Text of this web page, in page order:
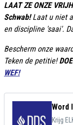
LAAT ZE ONZE
Schwab!Laat u niet
en discipline 'saai'.
Bescherm onze
Teken de petitie!
WEF!
Word
Krijg